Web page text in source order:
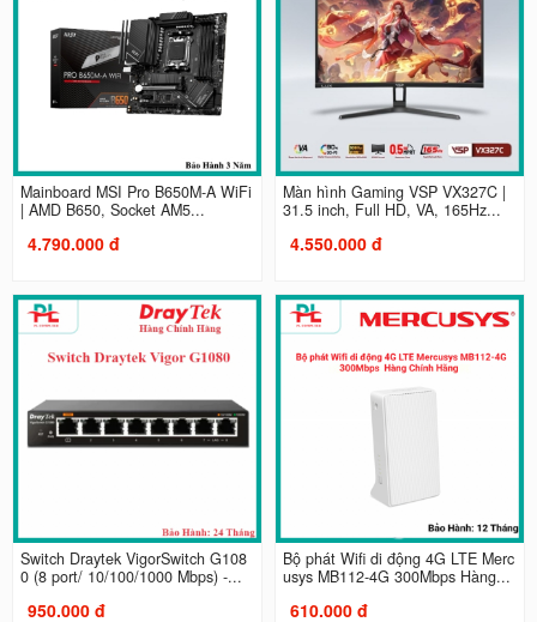
Mainboard MSI Pro B650M-A WiFi
| AMD B650, Socket AM5...
4.790.000 đ
Màn hình Gaming VSP VX327C |
31.5 inch, Full HD, VA, 165Hz...
4.550.000 đ
Switch Draytek VigorSwitch G108
0 (8 port/ 10/100/1000 Mbps) -...
950.000 đ
Bộ phát Wifi di động 4G LTE Merc
usys MB112-4G 300Mbps Hàng...
610.000 đ